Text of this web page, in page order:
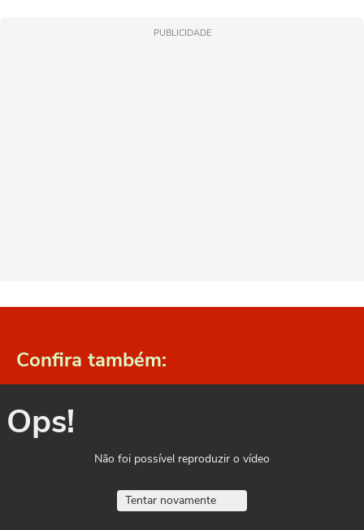
PUBLICIDADE
Confira também:
Ops!
Não foi possível reproduzir o vídeo
Tentar novamente